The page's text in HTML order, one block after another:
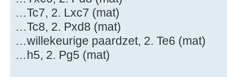
…Tc7, 2. Lxc7 (mat)
…Tc8, 2. Pxd8 (mat)
…willekeurige paardzet, 2. Te6 (mat)
…h5, 2. Pg5 (mat)